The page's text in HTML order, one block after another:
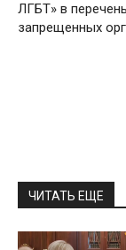
ЛГБТ» в перечень
запрещенных
ЧИТАТЬ ЕЩЕ